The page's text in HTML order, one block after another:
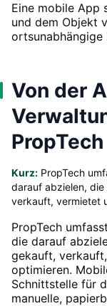
Eine mobile App
und dem Objekt
ortsunabhängige
Von der
PropTech
Kurz: PropTech
darauf abzielen, die
verkauft, vermietet
PropTech
die darauf
gekauft,
optimieren.
Schnittstelle für
manuelle,